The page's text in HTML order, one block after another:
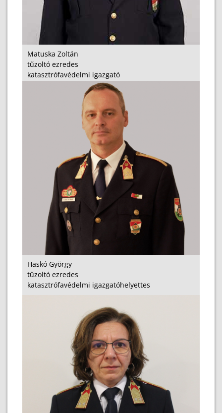
Matuska Zoltán
tűzoltó ezredes
katasztrófavédelmi igazgató
Haskó György
tűzoltó ezredes
katasztrófavédelmi igazgatóhelyettes